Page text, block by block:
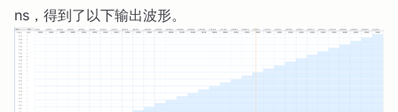
ns，得到了以下输出波形。